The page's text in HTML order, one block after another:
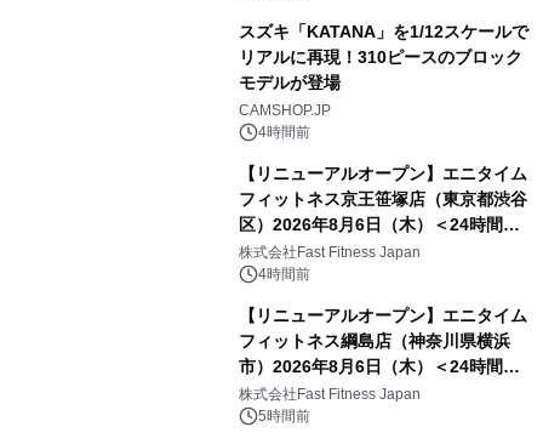
スズキ「KATANA」を1/12スケールで
リアルに再現！310ピースのブロック
モデルが登場
CAMSHOP.JP
4時間前
【リニューアルオープン】エニタイム
フィットネス京王笹塚店（東京都渋谷
区）2026年8月6日（木）＜24時間年
中無休のフィットネスジム＞
株式会社Fast Fitness Japan
4時間前
【リニューアルオープン】エニタイム
フィットネス綱島店（神奈川県横浜
市）2026年8月6日（木）＜24時間年
中無休のフィットネスジム＞
株式会社Fast Fitness Japan
5時間前